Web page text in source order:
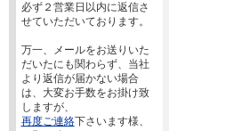
必ず２営業日以内に返信さ
せていただいております。
万一、メールをお送りいた
だいたにも関わらず、当社
より返信が届かない場合
は、大変お手数をお掛け致
しますが、
再度ご連絡下さいます様、